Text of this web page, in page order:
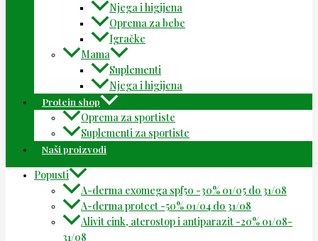
Njega i higijena
Oprema za bebe
Igračke
Mama
Suplementi
Njega i higijena
Protein shop
Oprema za sportiste
Suplementi za sportiste
Naši proizvodi
Popusti
A-derma exomega spf50 -30% 01/05 do 31/08
A-derma protect -50% 01/04 do 31/08
Alivit cink, aterostop i antiparazit -20% 01/08-
31/08